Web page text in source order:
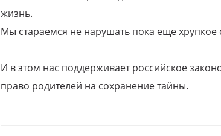
жизнь.
Мы стараемся не нарушать пока еще хрупкое
И в этом нас поддерживает российское
право родителей на сохранение тайны.